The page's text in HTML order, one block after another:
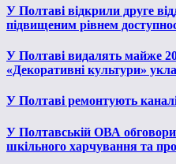
У Полтаві відкрили друге
підвищеним рівнем
У Полтаві видалять майже
«Декоративні культури»
У Полтаві ремонтують
У Полтавській ОВА
шкільного харчування та